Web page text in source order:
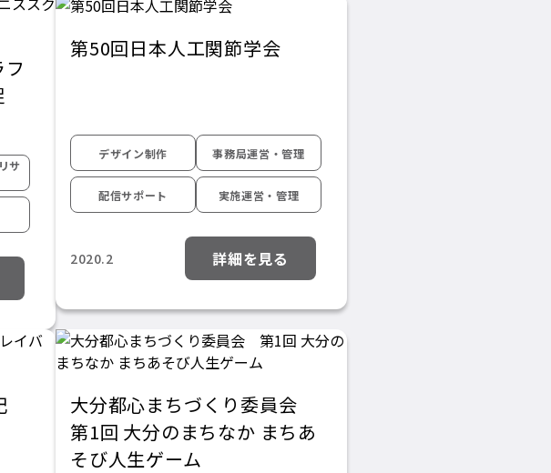
サ
第50回日本人工関節学会
デザイン制作 事務局運営・管理
配信サポート 実施運営・管理
2020.2 詳細を見る
大分都心まちづくり委員会
第1回 大分のまちなか まちあ
そび人生ゲーム